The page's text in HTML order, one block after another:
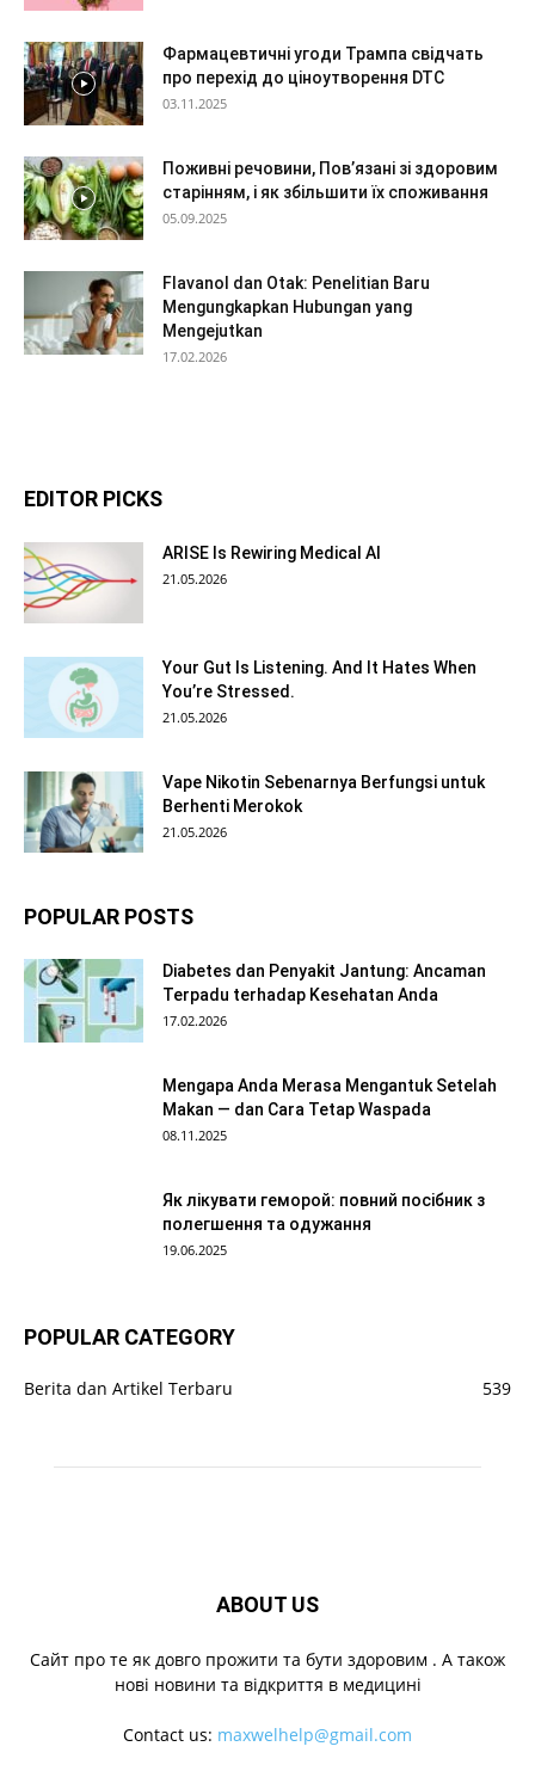
Фармацевтичні угоди Трампа свідчать
про перехід до ціноутворення DTC
03.11.2025
Поживні речовини, Пов’язані зі здоровим
старінням, і як збільшити їх споживання
05.09.2025
Flavanol dan Otak: Penelitian Baru
Mengungkapkan Hubungan yang
Mengejutkan
17.02.2026
EDITOR PICKS
ARISE Is Rewiring Medical AI
21.05.2026
Your Gut Is Listening. And It Hates When
You’re Stressed.
21.05.2026
Vape Nikotin Sebenarnya Berfungsi untuk
Berhenti Merokok
21.05.2026
POPULAR POSTS
Diabetes dan Penyakit Jantung: Ancaman
Terpadu terhadap Kesehatan Anda
17.02.2026
Mengapa Anda Merasa Mengantuk Setelah
Makan — dan Cara Tetap Waspada
08.11.2025
Як лікувати геморой: повний посібник з
полегшення та одужання
19.06.2025
POPULAR CATEGORY
Berita dan Artikel Terbaru 539
ABOUT US
Cайт про те як довго прожити та бути здоровим . А також
нові новини та відкриття в медицині
Contact us: maxwelhelp@gmail.com